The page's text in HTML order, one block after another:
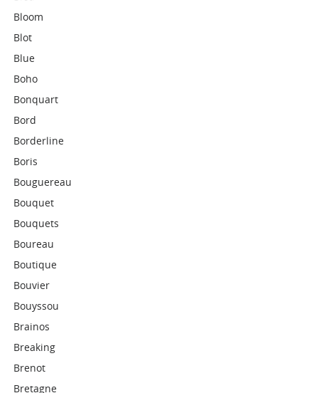
Bloom
Blot
Blue
Boho
Bonquart
Bord
Borderline
Boris
Bouguereau
Bouquet
Bouquets
Boureau
Boutique
Bouvier
Bouyssou
Brainos
Breaking
Brenot
Bretagne